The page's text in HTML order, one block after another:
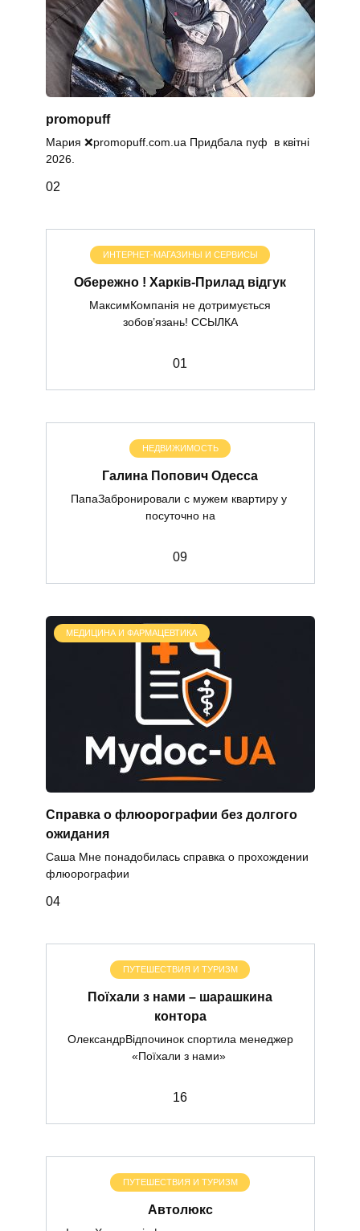
promopuff
Мария ❌promopuff.com.uа Придбала пуф в квітні
2026.
02
ИНТЕРНЕТ-МАГАЗИНЫ И СЕРВИСЫ
Обережно ! Харків-Прилад відгук
МаксимКомпанія не дотримується
зобов’язань! ССЫЛКА
01
НЕДВИЖИМОСТЬ
Галина Попович Одесса
ПапаЗабронировали с мужем квартиру у
посуточно на
09
МЕДИЦИНА И ФАРМАЦЕВТИКА
Справка о флюорографии без долгого
ожидания
Саша Мне понадобилась справка о прохождении
флюорографии
04
ПУТЕШЕСТВИЯ И ТУРИЗМ
Поїхали з нами – шарашкина
контора
ОлександрВідпочинок спортила менеджер
«Поїхали з нами»
16
ПУТЕШЕСТВИЯ И ТУРИЗМ
Автолюкс